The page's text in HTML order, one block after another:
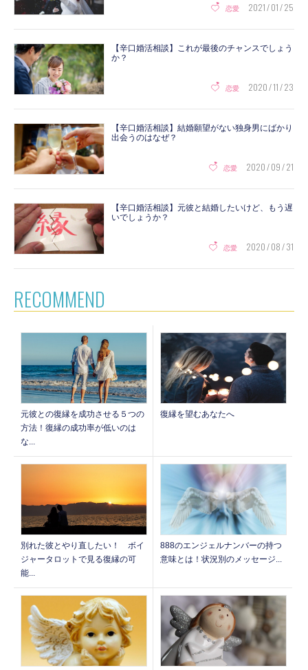
恋愛 2021 / 01 / 25
【辛口婚活相談】これが最後のチャンスでしょう
か？
恋愛 2020 / 11 / 23
【辛口婚活相談】結婚願望がない独身男にばかり
出会うのはなぜ？
恋愛 2020 / 09 / 21
【辛口婚活相談】元彼と結婚したいけど、もう遅
いでしょうか？
恋愛 2020 / 08 / 31
RECOMMEND
元彼との復縁を成功させる５つの
方法！復縁の成功率が低いのは
な...
復縁を望むあなたへ
別れた彼とやり直したい！ ボイ
ジャータロットで見る復縁の可
能...
888のエンジェルナンバーの持つ
意味とは！状況別のメッセージ...